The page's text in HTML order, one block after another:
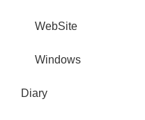
WebSite
Windows
Diary